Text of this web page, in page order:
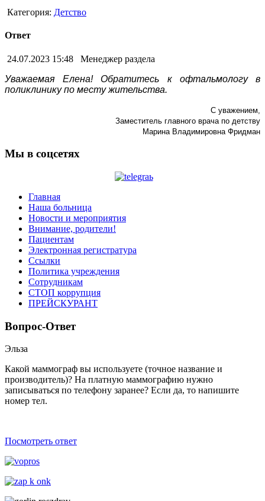
Категория: Детство
Ответ
24.07.2023 15:48
Менеджер раздела
Уважаемая Елена! Обратитесь к офтальмологу в
поликлинику по месту жительства.
С уважением,
Заместитель главного врача по детству
Марина Владимировна Фридман
Мы в соцсетях
Главная
Наша больница
Новости и мероприятия
Внимание, родители!
Пациентам
Электронная регистратура
Ссылки
Политика учреждения
Сотрудникам
СТОП коррупция
ПРЕЙСКУРАНТ
Вопрос-Ответ
Эльза
Какой маммограф вы используете (точное название и
производитель)? На платную маммографию нужно
записываться по телефону заранее? Если да, то напишите
номер тел.
Посмотреть ответ